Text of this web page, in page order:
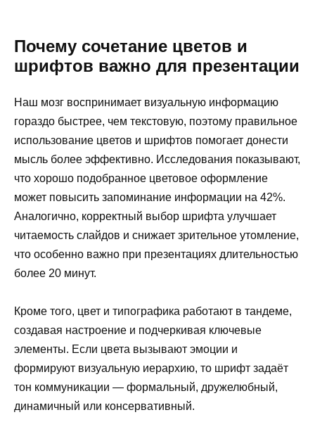
Почему сочетание цветов и
шрифтов важно для презентации
Наш мозг воспринимает визуальную информацию
гораздо быстрее, чем текстовую, поэтому правильное
использование цветов и шрифтов помогает донести
мысль более эффективно. Исследования показывают,
что хорошо подобранное цветовое оформление
может повысить запоминание информации на 42%.
Аналогично, корректный выбор шрифта улучшает
читаемость слайдов и снижает зрительное утомление,
что особенно важно при презентациях длительностью
более 20 минут.
Кроме того, цвет и типографика работают в тандеме,
создавая настроение и подчеркивая ключевые
элементы. Если цвета вызывают эмоции и
формируют визуальную иерархию, то шрифт задаёт
тон коммуникации — формальный, дружелюбный,
динамичный или консервативный.